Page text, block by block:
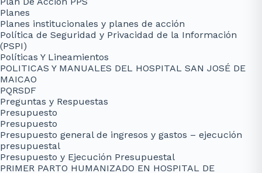
Planes
Planes institucionales y planes de acción
Política de Seguridad y Privacidad de la Información
(PSPI)
Políticas Y Lineamientos
POLITICAS Y MANUALES DEL HOSPITAL SAN JOSÉ DE
MAICAO
PQRSDF
Preguntas y Respuestas
Presupuesto
Presupuesto
Presupuesto general de ingresos y gastos – ejecución
presupuestal
Presupuesto y Ejecución Presupuestal
PRIMER PARTO HUMANIZADO EN HOSPITAL DE